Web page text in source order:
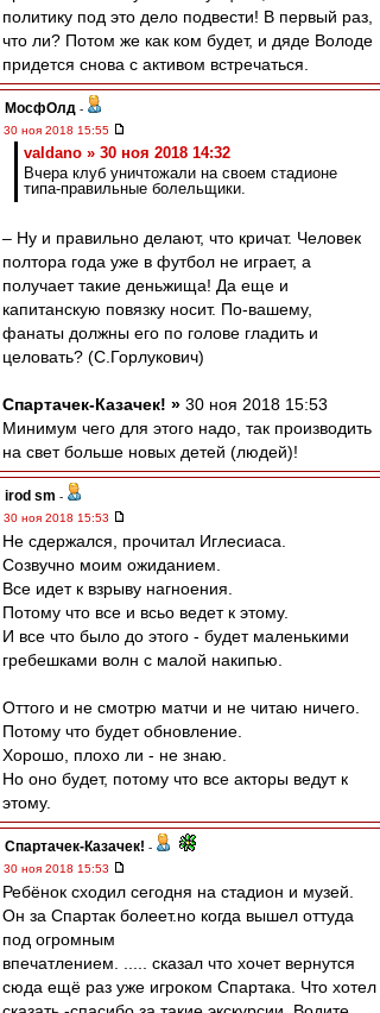
политику под это дело подвести! В первый раз,
что ли? Потом же как ком будет, и дяде Володе
придется снова с активом встречаться.
МосфОлд -
30 ноя 2018 15:55
valdano » 30 ноя 2018 14:32
Вчера клуб уничтожали на своем стадионе
типа-правильные болельщики.
– Ну и правильно делают, что кричат. Человек
полтора года уже в футбол не играет, а
получает такие деньжища! Да еще и
капитанскую повязку носит. По-вашему,
фанаты должны его по голове гладить и
целовать? (С.Горлукович)
Спартачек-Казачек! » 30 ноя 2018 15:53
Минимум чего для этого надо, так производить
на свет больше новых детей (людей)!
irod sm -
30 ноя 2018 15:53
Не сдержался, прочитал Иглесиаса.
Созвучно моим ожиданием.
Все идет к взрыву нагноения.
Потому что все и всьо ведет к этому.
И все что было до этого - будет маленькими
гребешками волн с малой накипью.
Оттого и не смотрю матчи и не читаю ничего.
Потому что будет обновление.
Хорошо, плохо ли - не знаю.
Но оно будет, потому что все акторы ведут к
этому.
Спартачек-Казачек! -
30 ноя 2018 15:53
Ребёнок сходил сегодня на стадион и музей.
Он за Спартак болеет.но когда вышел оттуда
под огромным
впечатлением. ..... сказал что хочет вернутся
сюда ещё раз уже игроком Спартака. Что хотел